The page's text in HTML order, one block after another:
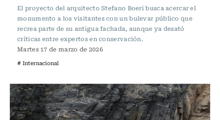
El proyecto del arquitecto Stefano Boeri busca acercar el
monumento a los visitantes con un bulevar público que
recrea parte de su antigua fachada, aunque ya desató
críticas entre expertos en conservación.
Martes 17 de marzo de 2026
# Internacional